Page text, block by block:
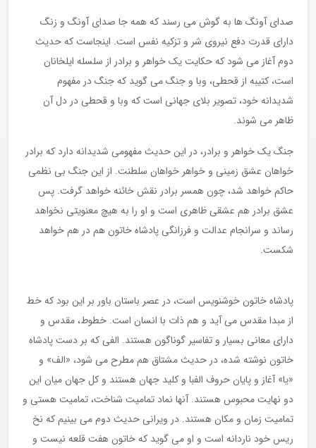
صدای آونگ ها به گوش می رسند که همه جا صدای آونگ و زنگ
دارای قدرت دفع نیروی شر و تزکیه نفس است. اینجاست که حدیث
دوم آغاز می شود که حکایت یک خواهر و برادر از سلسله ایلخانان
است، کتیبه از قحطی، وبا و جنگ می گوید که جنگ در مفهوم
شدیدانه خود، تصویر بلای جهانی است که وبا و قحطی در دل آن
ظاهر می شوند.
جنگ یک خواهر و برادر، در این حدیث مفهومی شدیدانه دارد که برادر
خواهان عشق زمینی و خواهر خواهان سلطنت. از این جنگ بی نظمی
حاکم خواهد شد، چون همسر برادر نقش خائنه خواهد گرفت. پس
عشق برادر هم عشقی ظاهری است و او را به هیچ معنویتی نخواهد
رساند و سرانجام عدالت و فرزانگی پادشاه خاتون هم در هم خواهد
شکست.
پادشاه خاتون خوشنویس است، در عصر باستان باور بر این بود که خط
از مبدا مقدس می آید و هم ذات با انسان است. خطوط، مقدس و
دارای معانی بسیار و تفاسیر گوناگون هستند. الفی که بر دست پادشاه
خاتون نوشته شده، در حدیث مشتاق هم مطرح می شود، «الف» و
«یا» آغاز و پایان حروف الفبا و کلید جهان هستند و کل جهان میان این
دو نهایت محبوس هستند. آنها نماد تمامیت شناخت، تمامیت هستی و
تمامیت زمان و مکان هستند. در ویرانی حدیث دوم می بینیم که نخ
ریس خود ناردانه است و او می گوید که خاتون هفت قلعه نیست و